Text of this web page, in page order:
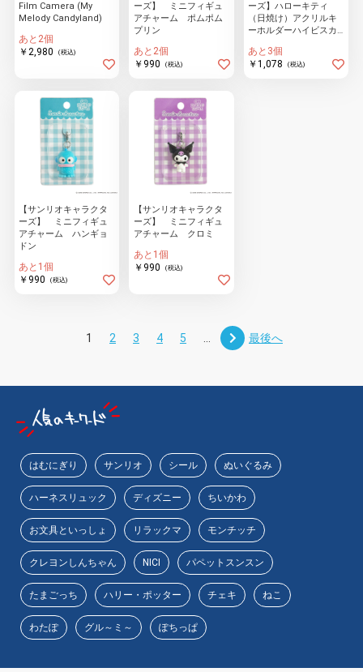
Film Camera (My
Melody Candyland)
あと2個
￥2,980
(税込)
ーズ】 ミニフィギュ
アチャーム ポムポム
プリン
あと2個
￥990
(税込)
ーズ】ハローキティ
（日焼け）アクリルキ
ーホルダーハイビスカ
あと3個
￥1,078
(税込)
【サンリオキャラクタ
ーズ】 ミニフィギュ
アチャーム ハンギョ
ドン
あと1個
￥990
(税込)
【サンリオキャラクタ
ーズ】 ミニフィギュ
アチャーム クロミ
あと1個
￥990
(税込)
1 2 3 4 5 最後へ
はむにぎり サンリオ シール ぬいぐるみ
ハーネスリュック ディズニー ちいかわ
お文具といっしょ リラックマ モンチッチ
クレヨンしんちゃん NICI パペットスンスン
たまごっち ハリー・ポッター チェキ ねこ
わたぽ グル～ミ～ ぽちっぱ